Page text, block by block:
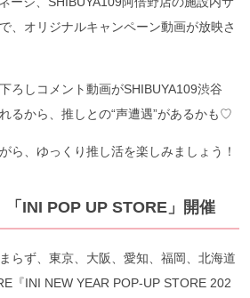
、オリジナルキャンペーン動画が放映さ
ろしコメント動画がSHIBUYA109渋谷
るから、推しとの“声遭遇”があるかも♡
ら、ゆっくり推し活を楽しみましょう！
「INI POP UP STORE」開催
らず、東京、大阪、愛知、福岡、北海道
『INI NEW YEAR POP-UP STORE 202